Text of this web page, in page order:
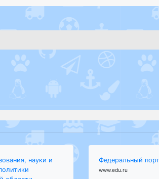
науки и
Федеральный
www.edu.ru